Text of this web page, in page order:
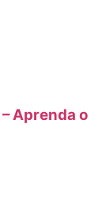
Aprenda o